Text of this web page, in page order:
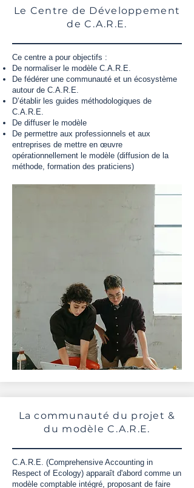
Le Centre de Développement
de C.A.R.E.
Ce centre a pour objectifs :
De normaliser le modèle C.A.R.E.
De fédérer une communauté et un écosystème
autour de C.A.R.E.
D’établir les guides méthodologiques de
C.A.R.E.
De diffuser le modèle
De permettre aux professionnels et aux
entreprises de mettre en œuvre
opérationnellement le modèle (diffusion de la
méthode, formation des praticiens)
La communauté du projet &
du modèle C.A.R.E.
C.A.R.E. (Comprehensive Accounting in
Respect of Ecology) apparaît d'abord comme un
modèle comptable intégré, proposant de faire